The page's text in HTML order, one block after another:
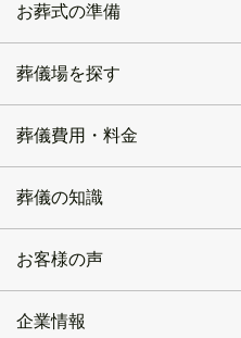
お葬式の準備
葬儀場を探す
葬儀費用・料金
葬儀の知識
お客様の声
企業情報